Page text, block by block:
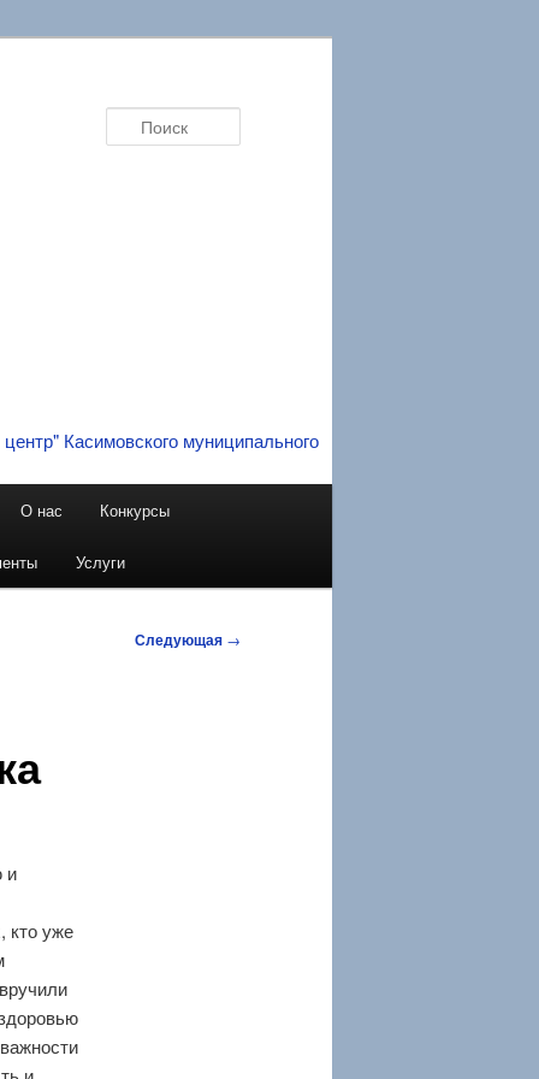
О нас Конкурсы
Услуги
Следующая →
и
кто уже